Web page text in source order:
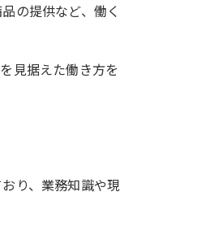
の提供など、働く
見据えた働き方を
り、業務知識や現